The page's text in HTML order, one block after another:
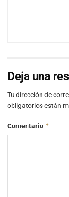
Deja una
Tu dirección de
obligatorios están
Comentario *